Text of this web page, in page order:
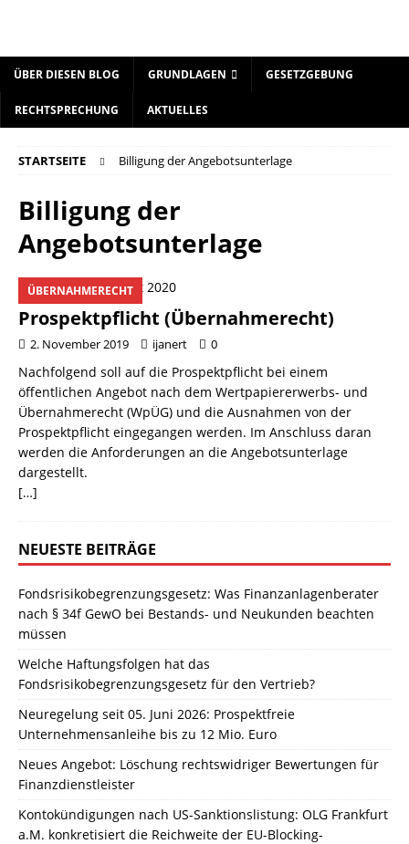
ÜBER DIESEN BLOG GRUNDLAGEN GESETZGEBUNG
RECHTSPRECHUNG AKTUELLES
STARTSEITE Billigung der Angebotsunterlage
Billigung der
Angebotsunterlage
ÜBERNAHMERECHT
Prospektpflicht (Übernahmerecht)
2. November 2019 ijanert 0
Nachfolgend soll auf die Prospektpflicht bei einem
öffentlichen Angebot nach dem Wertpapiererwerbs- und
Übernahmerecht (WpÜG) und die Ausnahmen von der
Prospektpflicht eingegangen werden. Im Anschluss daran
werden die Anforderungen an die Angebotsunterlage
dargestellt.
[…]
NEUESTE BEITRÄGE
Fondsrisikobegrenzungsgesetz: Was Finanzanlagenberater
nach § 34f GewO bei Bestands- und Neukunden beachten
müssen
Welche Haftungsfolgen hat das
Fondsrisikobegrenzungsgesetz für den Vertrieb?
Neuregelung seit 05. Juni 2026: Prospektfreie
Unternehmensanleihe bis zu 12 Mio. Euro
Neues Angebot: Löschung rechtswidriger Bewertungen für
Finanzdienstleister
Kontokündigungen nach US-Sanktionslistung: OLG Frankfurt
a.M. konkretisiert die Reichweite der EU-Blocking-